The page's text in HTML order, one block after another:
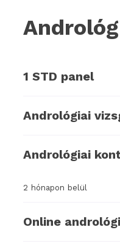
1 STD panel
Andrológiai
Andrológiai
2 hónapon belül
Online